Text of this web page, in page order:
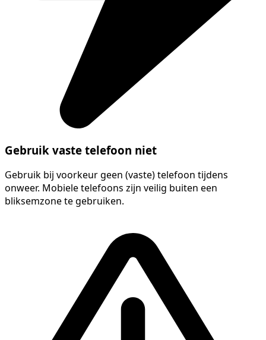
Gebruik vaste telefoon niet
Gebruik bij voorkeur geen (vaste) telefoon tijdens
onweer. Mobiele telefoons zijn veilig buiten een
bliksemzone te gebruiken.